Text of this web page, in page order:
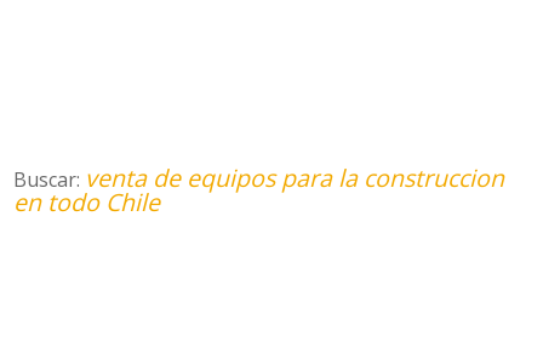
Buscar: venta de equipos para la construccion
en todo Chile